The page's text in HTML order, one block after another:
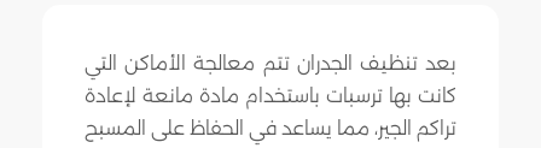
بعد تنظيف الجدران تتم معالجة الأماكن التي
كانت بها ترسبات باستخدام مادة مانعة لإعادة
تراكم الجير، مما يساعد في الحفاظ على المسبح